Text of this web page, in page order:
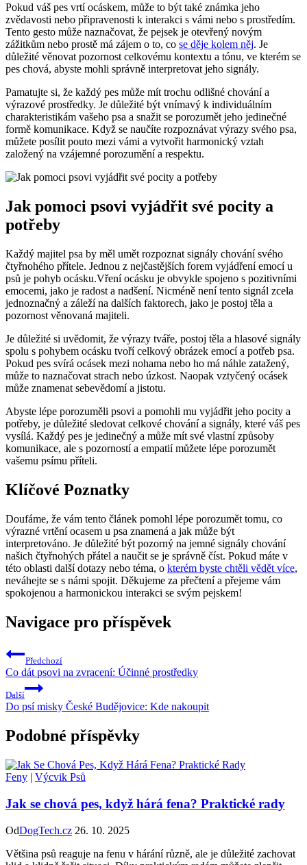
Pokud váš pes vrtí ocáskem, může to být také známka jeho
zvědavosti nebo připravenosti k interakci s vámi nebo s prostředím.
Tento gesto může naznačovat, že pejsek je otevřený novým
zážitkům nebo prostě má zájem o to, co se děje kolem něj. Je
důležité věnovat pozornost celkovému kontextu a tónu, ve kterém se
pes chová, abyste mohli správně interpretovat jeho signály.
Pamatujte si, že každý pes může mít trochu odlišné chování a
výrazové prostředky. Je důležité být vnímavý k individuálním
charakteristikám vašeho psa a snažit se porozumět jeho jedinečné
formě komunikace. Když se naučíte rozpoznávat výrazy svého psa,
můžete posílit pouto mezi vámi a vytvořit harmonický vztah
založený na vzájemné porozumění a respektu.
Jak pomoci psovi vyjádřit své pocity a
potřeby
Každý majitel psa by měl umět rozpoznat signály chování svého
čtyřnohého přítele. Jednou z nejčastějších forem vyjádření emocí u
psů je pohyb ocásku.Vření ocásku je obvykle spojeno s pozitivními
emocemi, jako je radost a nadšení. Nicméně není tento signál zcela
jednoznačný a záleží na dalších faktorech, jako je postoj těla a
pozornost věnovaná majiteli.
Je důležité si uvědomit, že výrazy tváře, postoj těla a hlasové signály
spolu s pohybem ocásku tvoří celkový obrázek emocí a potřeb psa.
Pokud pes svírá ocásek mezi nohama nebo ho má náhle zatažený,
může to naznačovat strach nebo úzkost. Naopak vztyčený ocásek
může znamenat sebevědomí a jistotu.
Abyste lépe porozuměli psovi a pomohli mu vyjádřit jeho pocity a
potřeby, je důležité sledovat celkové chování a signály, které váš pes
vysílá. Každý pes je jedinečný a může mít své vlastní způsoby
komunikace, ale s pozorností a empatií můžete lépe porozumět
vašemu psímu příteli.
Klíčové Poznatky
Doufáme, že vám tento článek pomohl lépe porozumět tomu, co
výrazné vrtění ocasem u psa znamená a jak může být
interpretováno. Je důležité být pozorný na jemné signály chování
našich čtyřnohých přátel a naučit se je správně číst. Pokud máte v
této oblasti další dotazy nebo téma, o kterém byste chtěli vědět více,
neváhejte se s námi spojit. Děkujeme za přečtení a přejeme vám
spokojenou a harmonickou interakci se svým pejskem!
Navigace pro příspěvek
Předchozí
Co dát psovi na zvracení: Účinné prostředky
Další
Do psí misky České Budějovice: Kde nakoupit
Podobné příspěvky
Feny | Výcvik Psů
Jak se chová pes, když hárá fena? Praktické rady
OdDogTech.cz 26. 10. 2025
Většina psů reaguje na fenu v hárání různě, ale je důležité zachovat